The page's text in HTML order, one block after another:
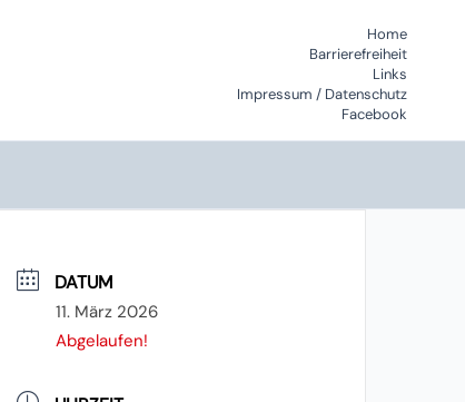
Home
Barrierefreiheit
Links
Impressum / Datenschutz
Facebook
DATUM
11. März 2026
Abgelaufen!